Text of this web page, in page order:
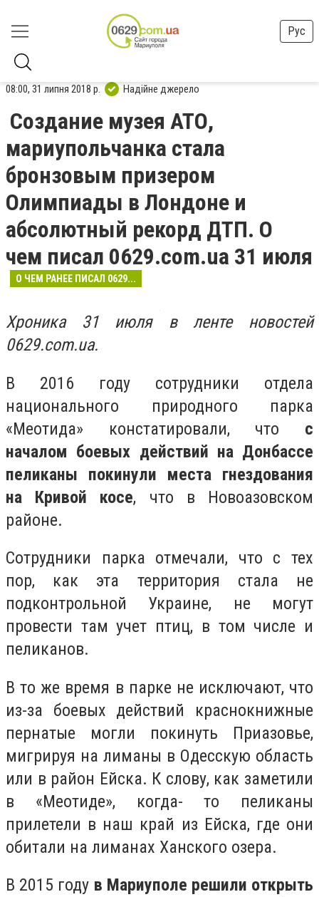
Рус
08:00, 31 липня 2018 р. Надійне джерело
Создание музея АТО,
мариупольчанка стала
бронзовым призером
Олимпиады в Лондоне и
абсолютный рекорд ДТП. О
чем писал 0629.com.ua 31 июля
О ЧЕМ РАНЕЕ ПИСАЛ 0629...
Хроника 31 июля в ленте новостей
0629.com.ua.
В 2016 году сотрудники отдела
национального природного парка
«Меотида» констатировали, что с
началом боевых действий на Донбассе
пеликаны покинули места гнездования
на Кривой косе, что в Новоазовском
районе.
Сотрудники парка отмечали, что с тех
пор, как эта территория стала не
подконтрольной Украине, не могут
провести там учет птиц, в том числе и
пеликанов.
В то же время в парке не исключают, что
из-за боевых действий краснокнижные
пернатые могли покинуть Приазовье,
мигрируя на лиманы в Одесскую область
или в район Ейска. К слову, как заметили
в «Меотиде», когда- то пеликаны
прилетели в наш край из Ейска, где они
обитали на лиманах Ханского озера.
В 2015 году в Мариуполе решили открыть